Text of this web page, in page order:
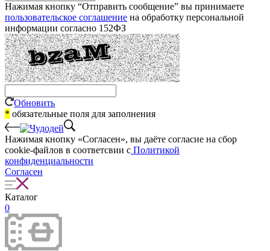
Нажимая кнопку “Отправить сообщение” вы принимаете
пользовательское соглашение на обработку персональной
информации согласно 152ФЗ
Обновить
* обязательные поля для заполнения
Нажимая кнопку «Согласен», вы даёте cогласие на сбор
cookie-файлов в соответсвии с Политикой
конфиденциальности
Согласен
Каталог
0